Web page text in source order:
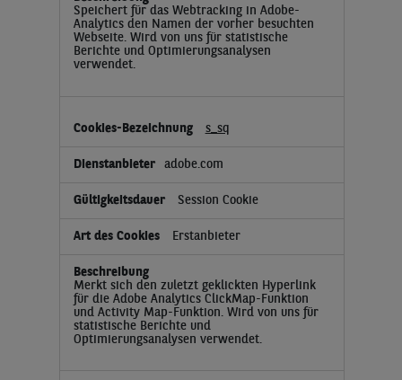
Speichert für das Webtracking in Adobe-
Analytics den Namen der vorher besuchten
Webseite. Wird von uns für statistische
Berichte und Optimierungsanalysen
verwendet.
s_sq
adobe.com
Session Cookie
Erstanbieter
Merkt sich den zuletzt geklickten Hyperlink
für die Adobe Analytics ClickMap-Funktion
und Activity Map-Funktion. Wird von uns für
statistische Berichte und
Optimierungsanalysen verwendet.